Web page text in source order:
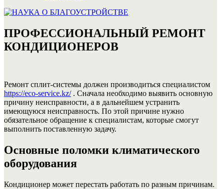
ПРОФЕССИОНАЛЬНЫЙ РЕМОНТ
КОНДИЦИОНЕРОВ
Ремонт сплит-системы должен производиться специалистом
https://eco-service.kz/. Сначала необходимо выявить основную
причину неисправности, а в дальнейшем устранить
имеющуюся неисправность. По этой причине нужно
обязательное обращение к специалистам, которые смогут
выполнить поставленную задачу.
Основные поломки климатического
оборудования
Кондиционер может перестать работать по разным причинам.